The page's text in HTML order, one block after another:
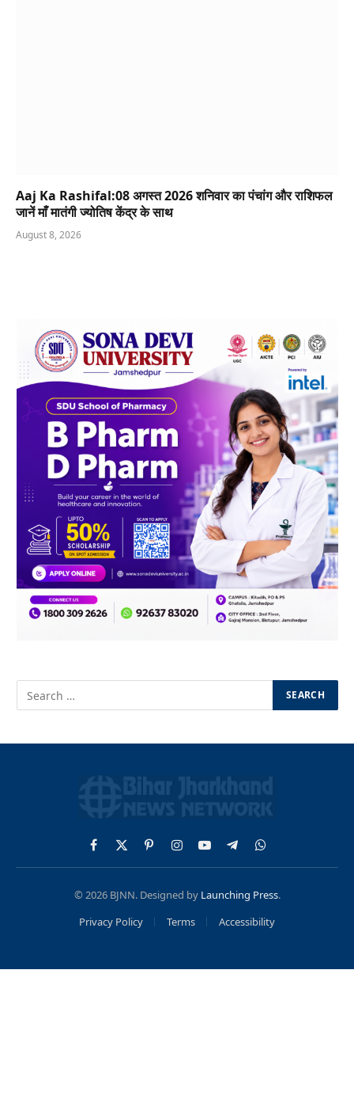
Aaj Ka Rashifal:08 अगस्त 2026 शनिवार का पंचांग और राशिफल
जानें माँ मातंगी ज्योतिष केंद्र के साथ
August 8, 2026
Facebook
X
(Twitter)
PinterestInstagram
YouTubeTelegramWhatsApp
© 2026 BJNN. Designed by Launching Press.
Privacy Policy
Terms Accessibility